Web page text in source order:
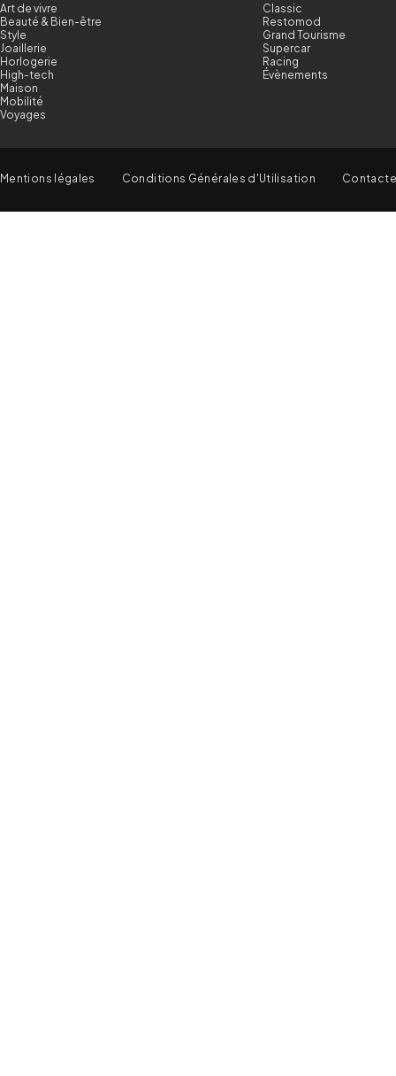
Art de vivre
Beauté & Bien-être
Style
Joaillerie
Horlogerie
High-tech
Maison
Mobilité
Voyages
Classic
Restomod
Grand Tourisme
Supercar
Racing
Évènements
Mentions légales Conditions Générales d'Utilisation